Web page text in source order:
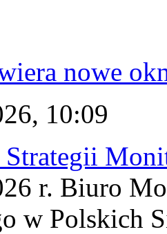
nowe
10:09
r. Biuro
w Polskich